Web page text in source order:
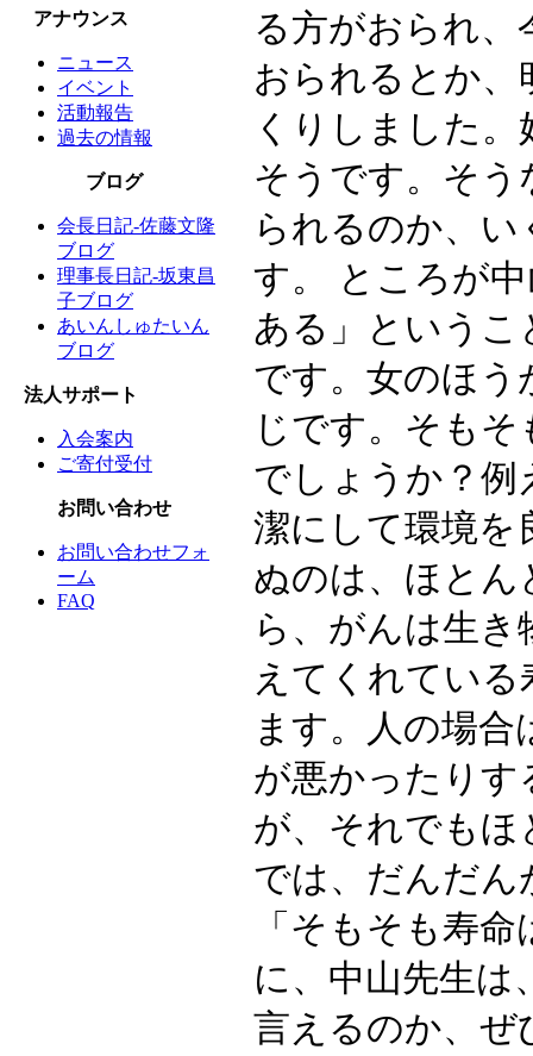
アナウンス
ニュース
イベント
活動報告
過去の情報
ブログ
会長日記-佐藤文隆
ブログ
理事長日記-坂東昌
子ブログ
あいんしゅたいん
ブログ
法人サポート
入会案内
ご寄付受付
お問い合わせ
お問い合わせフォ
ーム
FAQ
る方がおられ、
おられるとか、
くりしました
そうです。そ
られるのか、
す。 ところが
ある」というこ
です。女のほう
じです。そも
でしょうか？例
潔にして環境を
ぬのは、ほとん
ら、がんは生
えてくれてい
ます。人の場
が悪かったりす
が、それでもほ
では、だんだん
「そもそも寿
に、中山先生は
言えるのか、ぜ